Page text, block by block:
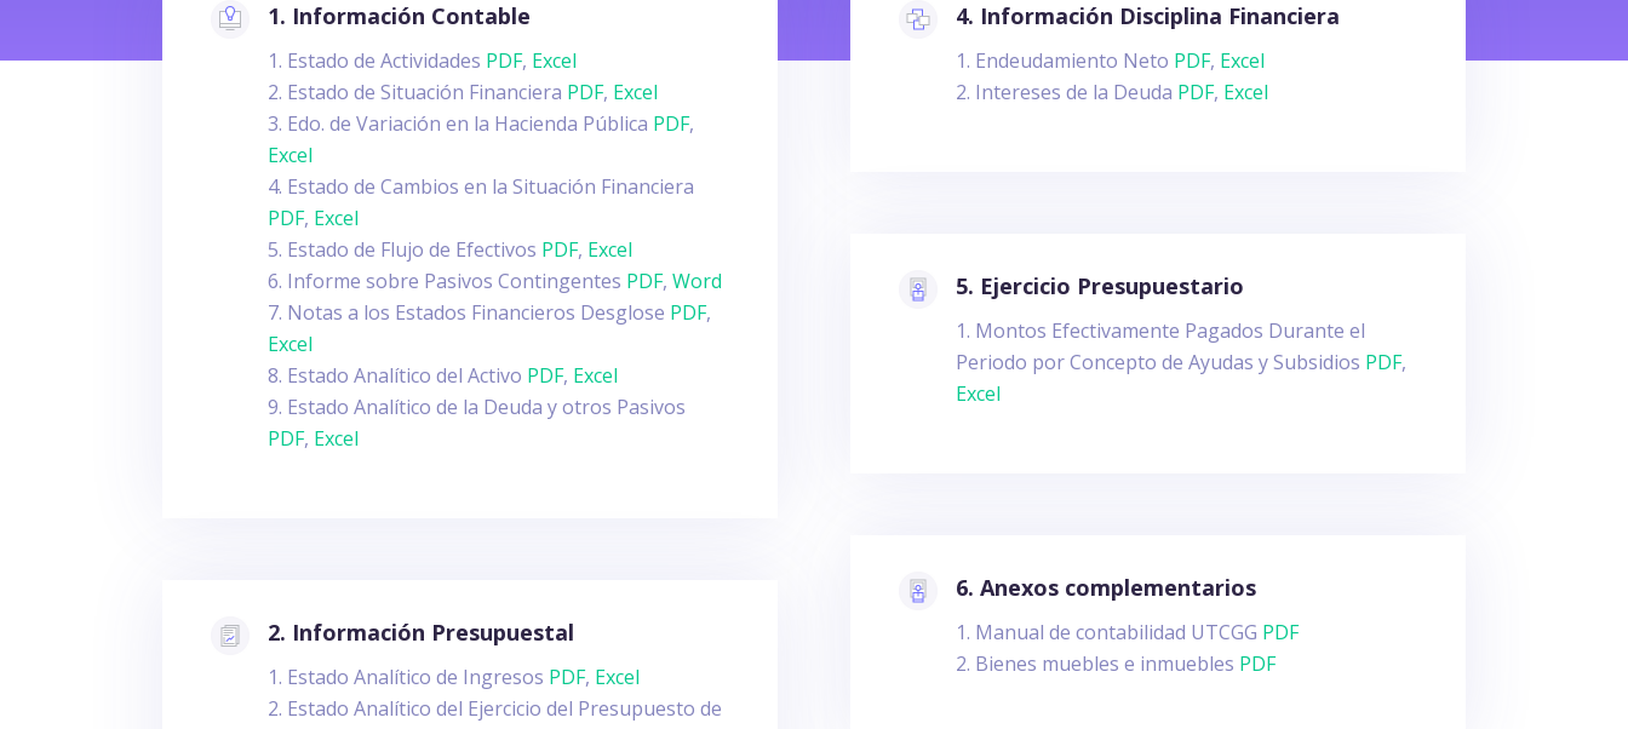
1. Información Contable
Estado de Actividades PDF, Excel
Estado de Situación Financiera PDF, Excel
Edo. de Variación en la Hacienda Pública PDF,
Excel
Estado de Cambios en la Situación Financiera
PDF, Excel
Estado de Flujo de Efectivos PDF, Excel
Informe sobre Pasivos Contingentes PDF,Word
Notas a los Estados Financieros Desglose PDF,
Excel
Estado Analítico del Activo PDF, Excel
Estado Analítico de la Deuda y otros Pasivos
PDF, Excel
2. Información Presupuestal
Estado Analítico de Ingresos PDF, Excel
Estado Analítico del Ejercicio del Presupuesto de
4. Información Disciplina Financiera
Endeudamiento Neto PDF, Excel
Intereses de la Deuda PDF, Excel
5. Ejercicio Presupuestario
Montos Efectivamente Pagados Durante el
Periodo por Concepto de Ayudas y Subsidios PDF,
Excel
6. Anexos complementarios
Manual de contabilidad UTCGG PDF
Bienes muebles e inmuebles PDF